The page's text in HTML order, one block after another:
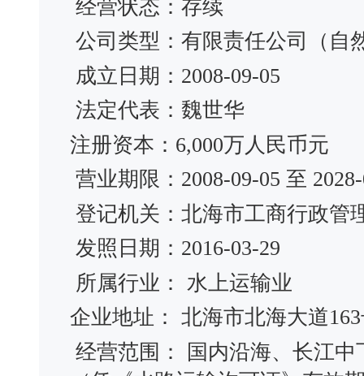
经营状态：存续
公司类型：有限责任公司（自
成立日期：2008-09-05
法定代表：魏世华
注册资本：6,000万人民币元
营业期限：2008-09-05 至
登记机关：北海市工商行政管
发照日期：2016-03-29
所属行业： 水上运输业
企业地址： 北海市北海大道
经营范围： 国内沿海、长江